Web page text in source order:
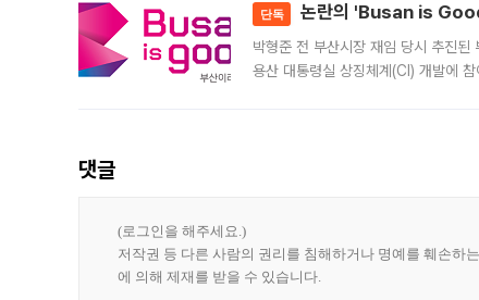
단독 논란의 'Busan is
박형준 전 부산시장 재임 당시 추진
용산 대통령실 상징체계(CI) 개발에
댓글